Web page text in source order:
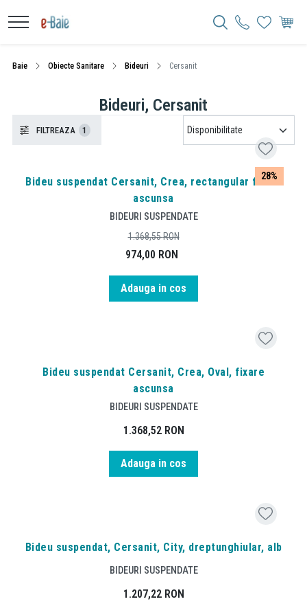
Baie Obiecte Sanitare Bideuri Cersanit
Bideuri, Cersanit
FILTREAZA 1
28%
Bideu suspendat Cersanit, Crea, rectangular fixare
ascunsa
BIDEURI SUSPENDATE
974,00 RON
1.368,55RON
Adauga in cos
Bideu suspendat Cersanit, Crea, Oval, fixare
ascunsa
BIDEURI SUSPENDATE
1.368,52 RON
Adauga in cos
Bideu suspendat, Cersanit, City, dreptunghiular, alb
BIDEURI SUSPENDATE
1.207,22 RON